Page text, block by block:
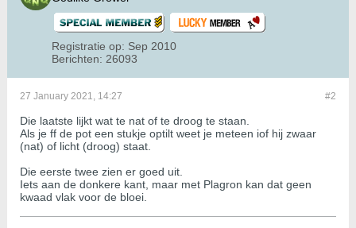
Registratie op: Sep 2010
Berichten: 26093
#2
27 January 2021, 14:27
Die laatste lijkt wat te nat of te droog te staan.
Als je ff de pot een stukje optilt weet je meteen iof hij zwaar
(nat) of licht (droog) staat.
Die eerste twee zien er goed uit.
Iets aan de donkere kant, maar met Plagron kan dat geen
kwaad vlak voor de bloei.